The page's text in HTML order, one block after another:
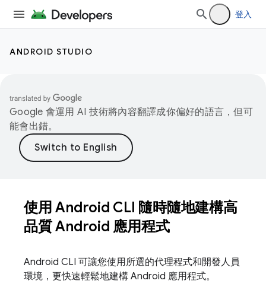
登入
ANDROID STUDIO
Google 會運用 AI 技術將內容翻譯成你偏好的語言，但可
能會出錯。
使用 Android CLI 隨時隨地建構高
品質 Android 應用程式
Android CLI 可讓您使用所選的代理程式和開發人員
環境，更快速輕鬆地建構 Android 應用程式。